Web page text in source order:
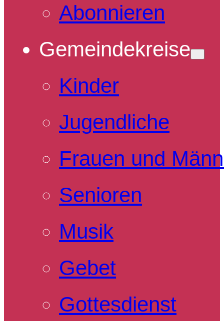
Abonnieren
Gemeindekreise
Kinder
Jugendliche
Frauen und
Senioren
Musik
Gebet
Gottesdienst